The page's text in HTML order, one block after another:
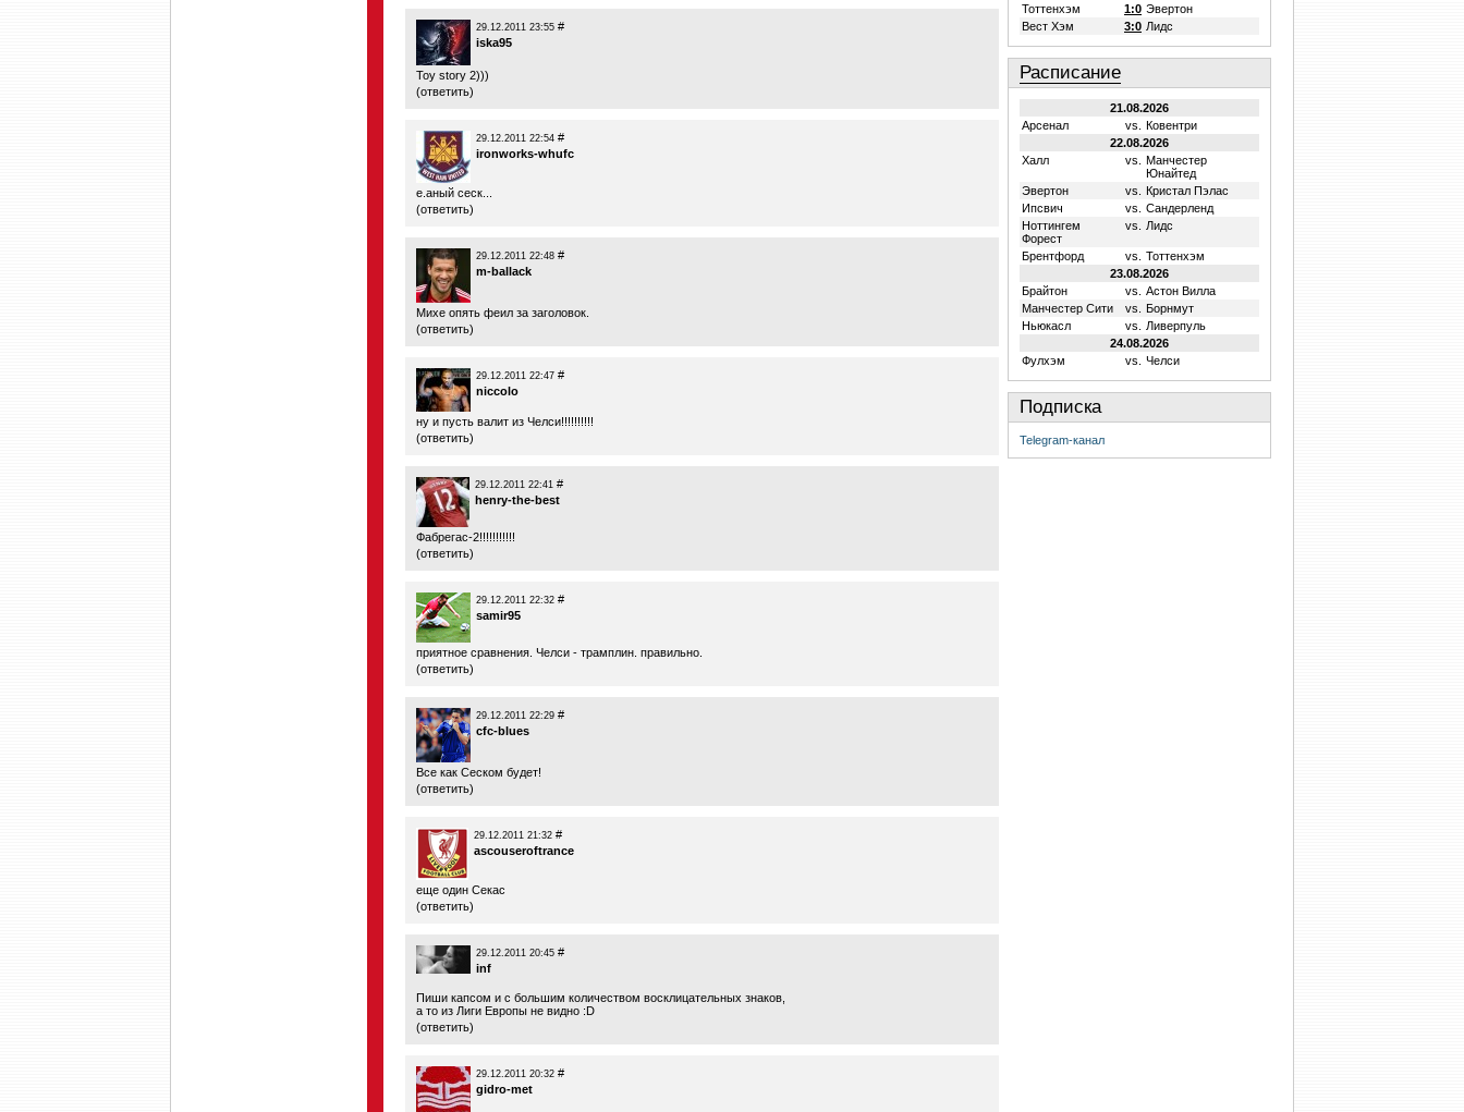
29.12.2011 23:55 #
iska95
Toy story 2)))
(ответить)
29.12.2011 22:54 #
ironworks-whufc
е.аный сеск...
(ответить)
29.12.2011 22:48 #
m-ballack
Михе опять феил за заголовок.
(ответить)
29.12.2011 22:47 #
niccolo
ну и пусть валит из Челси!!!!!!!!!!
(ответить)
29.12.2011 22:41 #
henry-the-best
Фабрегас-2!!!!!!!!!!!
(ответить)
29.12.2011 22:32 #
samir95
приятное сравнения. Челси - трамплин. правильно.
(ответить)
29.12.2011 22:29 #
cfc-blues
Все как Сеском будет!
(ответить)
29.12.2011 21:32 #
ascouseroftrance
еще один Секас
(ответить)
29.12.2011 20:45 #
inf
Пиши капсом и с большим количеством восклицательных знаков,
а то из Лиги Европы не видно :D
(ответить)
29.12.2011 20:32 #
gidro-met
Тоттенхэм
1:0 Эвертон
Вест Хэм
3:0 Лидс
Расписание
21.08.2026
Арсенал
vs.
Ковентри
22.08.2026
Халл
vs.
Манчестер
Юнайтед
Эвертон
vs.
Кристал Пэлас
Ипсвич
vs.
Сандерленд
Ноттингем
Форест
vs. Лидс
Брентфорд vs.
Тоттенхэм
23.08.2026
Брайтон
vs.
Астон Вилла
Манчестер Сити
vs.
Борнмут
Ньюкасл
vs.
Ливерпуль
24.08.2026
Фулхэм
vs. Челси
Подписка
Telegram-канал